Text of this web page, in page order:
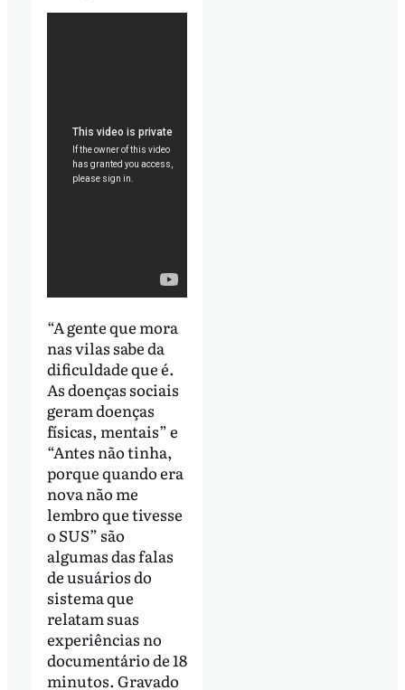
“A gente que mora
nas vilas sabe da
dificuldade que é.
As doenças sociais
geram doenças
físicas, mentais” e
“Antes não tinha,
porque quando era
nova não me
lembro que tivesse
o SUS” são
algumas das falas
de usuários do
sistema que
relatam suas
experiências no
documentário de 18
minutos. Gravado